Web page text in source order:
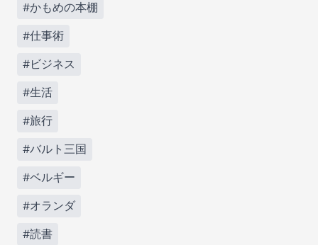
#かもめの本棚
#仕事術
#ビジネス
#生活
#旅行
#バルト三国
#ベルギー
#オランダ
#読書